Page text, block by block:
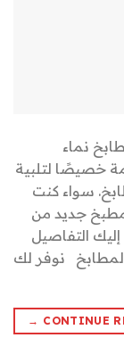
نماء
خصيصًا لتلبية
سواء كنت
جديد من
التفاصيل
1. تجهيزات المطابخ نوفر لك
CONTINUE
→